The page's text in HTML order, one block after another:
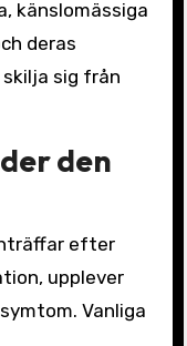
känslomässiga
deras
sig från
den
efter
upplever
Vanliga